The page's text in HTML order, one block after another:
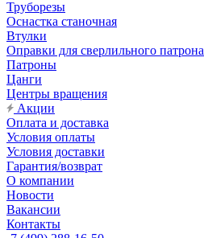
Труборезы
Оснастка станочная
Втулки
Оправки для сверлильного патрона
Патроны
Цанги
Центры вращения
Акции
Оплата и доставка
Условия оплаты
Условия доставки
Гарантия/возврат
О компании
Новости
Вакансии
Контакты